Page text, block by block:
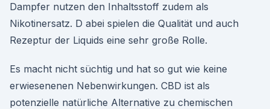
Dampfer nutzen den Inhaltsstoff zudem als
Nikotinersatz. D abei spielen die Qualität und auch
Rezeptur der Liquids eine sehr große Rolle.
Es macht nicht süchtig und hat so gut wie keine
erwiesenenen Nebenwirkungen. CBD ist als
potenzielle natürliche Alternative zu chemischen